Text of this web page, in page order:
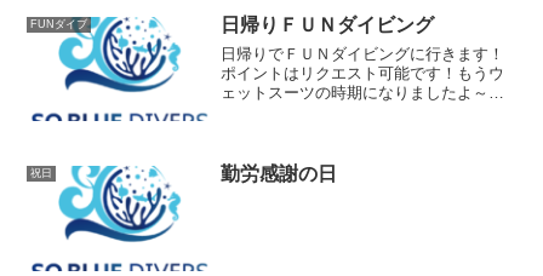
FUNダイブ 日帰りＦＵＮダイビング
日帰りでＦＵＮダイビングに行きます！
ポイントはリクエスト可能です！もうウ
ェットスーツの時期になりましたよ～ベ
祝日 勤労感謝の日